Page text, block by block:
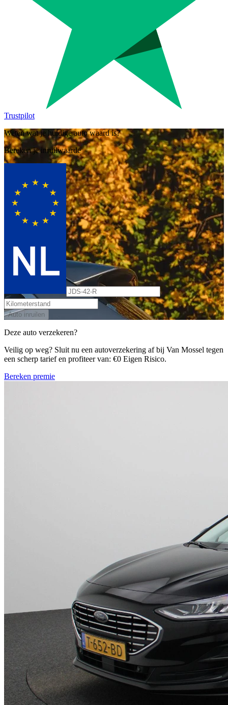
Trustpilot
Weten wat je huidige auto waard is?
Bereken je inruilwaarde
Auto inruilen
Deze auto verzekeren?
Veilig op weg? Sluit nu een autoverzekering af bij Van Mossel tegen
een scherp tarief en profiteer van: €0 Eigen Risico.
Bereken premie